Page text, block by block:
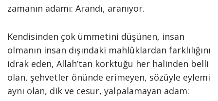
zamanın adamı: Arandı, aranıyor.
Kendisinden çok ümmetini düşünen, insan
olmanın insan dışındaki mahlûklardan farklılığını
idrak eden, Allah’tan korktuğu her halinden belli
olan, şehvetler önünde erimeyen, sözüyle eylemi
aynı olan, dik ve cesur, yalpalamayan adam: